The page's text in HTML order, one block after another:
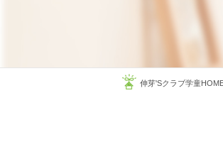
伸芽'Sクラブ学童